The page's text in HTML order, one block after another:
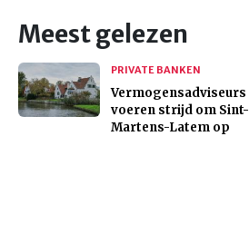
Meest gelezen
PRIVATE BANKEN
Vermogensadviseurs
voeren strijd om Sint-
Martens-Latem op